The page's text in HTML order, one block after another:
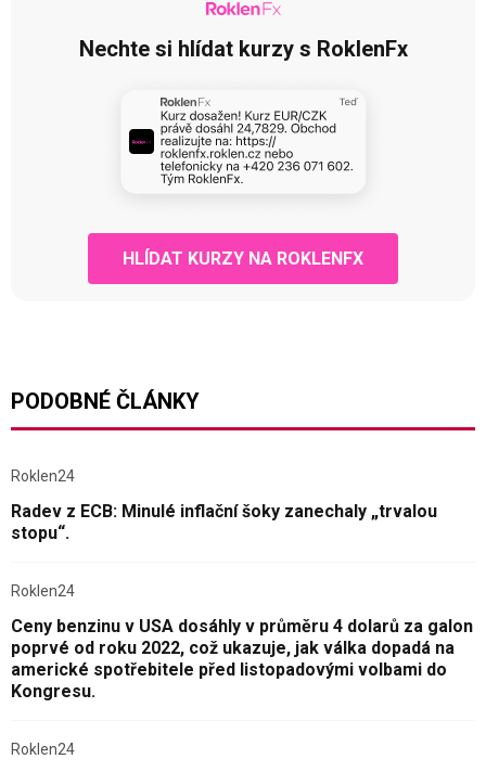
Nechte si hlídat kurzy s RoklenFx
HLÍDAT KURZY NA ROKLENFX
PODOBNÉ ČLÁNKY
Roklen24
Radev z ECB: Minulé inflační šoky zanechaly „trvalou
stopu“.
Roklen24
Ceny benzinu v USA dosáhly v průměru 4 dolarů za galon
poprvé od roku 2022, což ukazuje, jak válka dopadá na
americké spotřebitele před listopadovými volbami do
Kongresu.
Roklen24